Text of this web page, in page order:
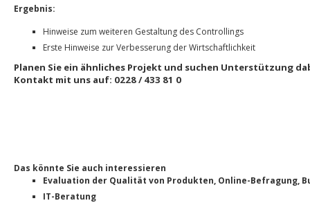
Ergebnis:
Hinweise zum weiteren Gestaltung des Controllings
Erste Hinweise zur Verbesserung der Wirtschaftlichkeit
Planen Sie ein ähnliches Projekt und suchen Unterstützung
Kontakt mit uns auf: 0228 / 433 81 0
Das könnte Sie auch interessieren
Evaluation der Qualität von Produkten, Online-Befragung,
IT-Beratung